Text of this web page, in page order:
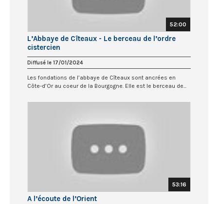
52:00
L’Abbaye de Cîteaux - Le berceau de l’ordre
cistercien
Diffusé le 17/01/2024
Les fondations de l’abbaye de Cîteaux sont ancrées en
Côte-d’Or au coeur de la Bourgogne. Elle est le berceau de...
53:16
A l’écoute de l’Orient